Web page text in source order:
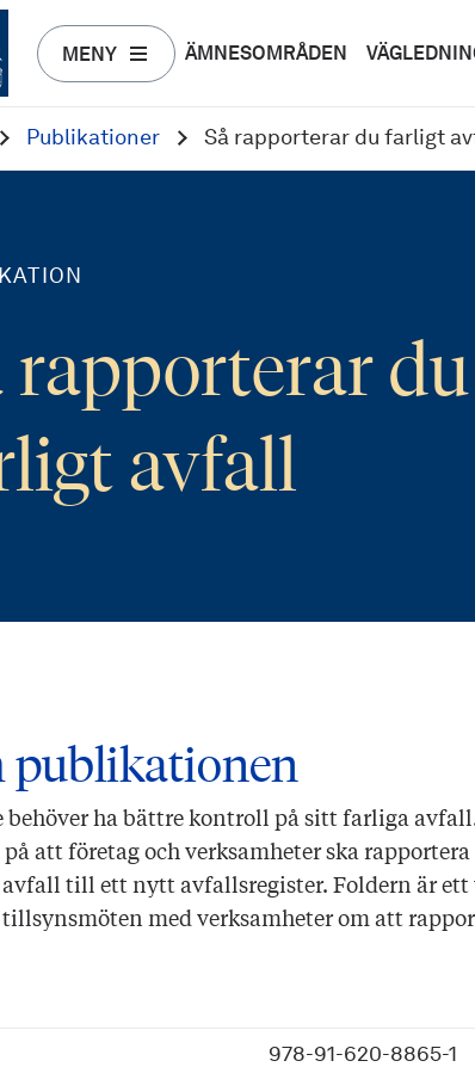
MENY ÄMNESOMRÅDEN
Publikationer Så rapporterar du farligt
rapporterar du
avfall
publikationen
behöver ha bättre kontroll på sitt farliga
på att företag och verksamheter ska
till ett nytt avfallsregister. Foldern är
med verksamheter om att
978-91-620-8865-1